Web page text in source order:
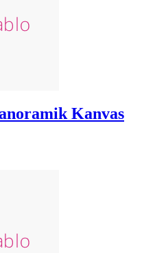
Kanvas